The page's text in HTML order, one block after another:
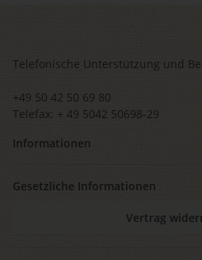
Telefonische Unterstützung und
+49 50 42 50 69 80
Telefax: + 49 5042 50698-29
Informationen
Gesetzliche Informationen
Vertrag